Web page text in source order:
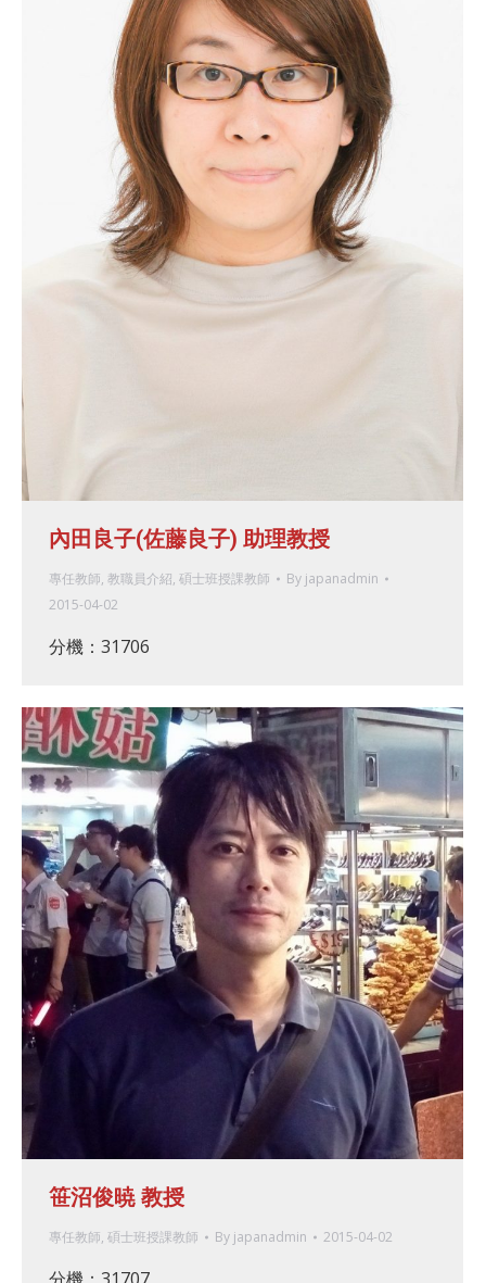
內田良子(佐藤良子) 助理教授
專任教師, 教職員介紹, 碩士班授課教師 By japanadmin
2015-04-02
分機：31706
笹沼俊暁 教授
專任教師, 碩士班授課教師 By japanadmin 2015-04-02